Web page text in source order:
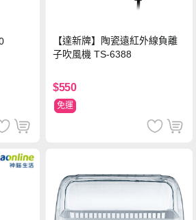
【達新牌】陶瓷遠紅外線負離
子吹風機 TS-6388
$550
免運